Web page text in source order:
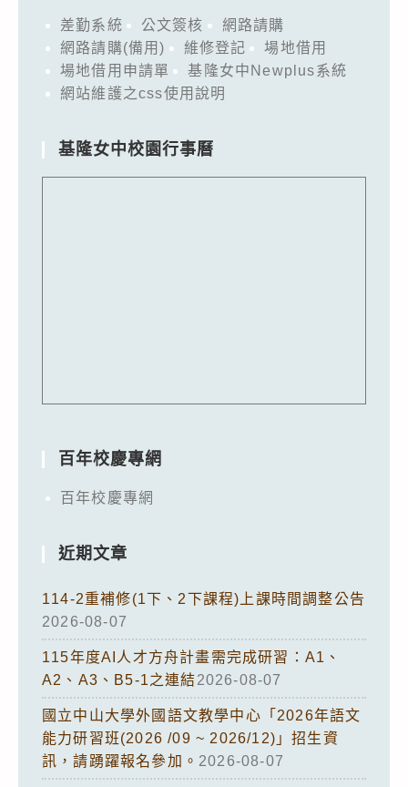
差勤系統 公文簽核
網路請購
網路請購(備用)
維修登記
場地借用
場地借用申請單
基隆女中Newplus系統
網站維護之css使用說明
基隆女中校園行事曆
百年校慶專網
百年校慶專網
近期文章
114-2重補修(1下、2下課程)上課時間調整公告
2026-08-07
115年度AI人才方舟計畫需完成研習：A1、
A2、A3、B5-1之連結2026-08-07
國立中山大學外國語文教學中心「2026年語文
能力研習班(2026 /09 ~ 2026/12)」招生資
訊，請踴躍報名參加。 2026-08-07